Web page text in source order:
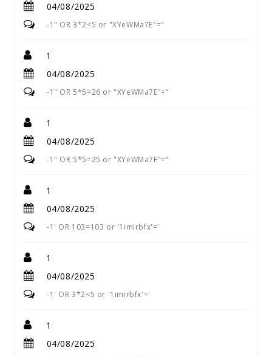
04/08/2025
-1" OR 3*2<5 or "XYeWMa7E"="
1
04/08/2025
-1" OR 5*5=26 or "XYeWMa7E"="
1
04/08/2025
-1" OR 5*5=25 or "XYeWMa7E"="
1
04/08/2025
-1' OR 103=103 or '1imirbfx'='
1
04/08/2025
-1' OR 3*2<5 or '1imirbfx'='
1
04/08/2025